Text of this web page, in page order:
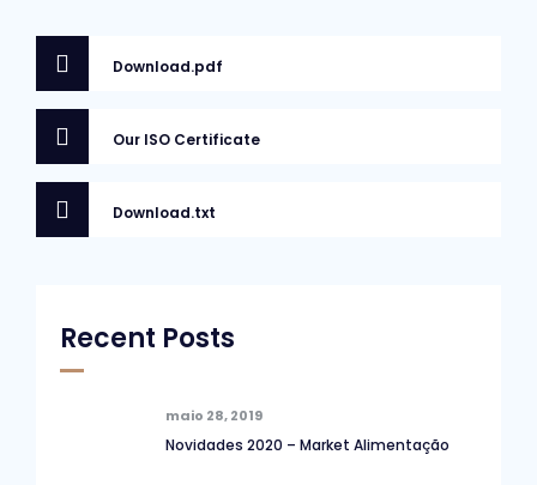
Download.pdf
Our ISO Certificate
Download.txt
Recent Posts
maio 28, 2019
Novidades 2020 – Market Alimentação